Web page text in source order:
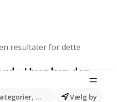
produkter...Vælg by
resultater for dette
- Hvor kan den